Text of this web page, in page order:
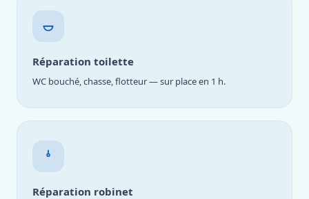
Réparation toilette
WC bouché, chasse, flotteur — sur place en 1 h.
Réparation robinet